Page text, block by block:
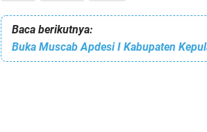
Baca berikutnya:
Buka Muscab Apdesi I Kabupaten